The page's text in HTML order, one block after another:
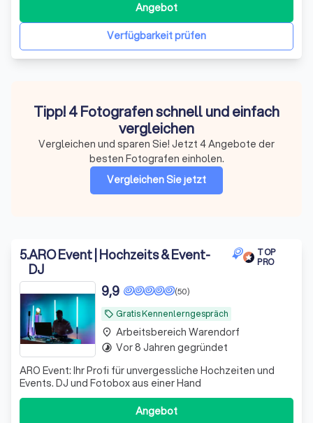
Verfügbarkeit prüfen
Angebot
Tipp! 4 Fotografen schnell und einfach
vergleichen
Vergleichen und sparen Sie! Jetzt 4 Angebote der
besten Fotografen einholen.
Vergleichen Sie jetzt
5.ARO Event | Hochzeits & Event-
DJ
TOP
PRO
local_offer Gratis Kennenlerngespräch
(50)
9,9
ARO Event: Ihr Profi für unvergessliche Hochzeiten und
Events. DJ und Fotobox aus einer Hand
Angebot
place Arbeitsbereich Warendorf
timelapse Vor 8 Jahren gegründet